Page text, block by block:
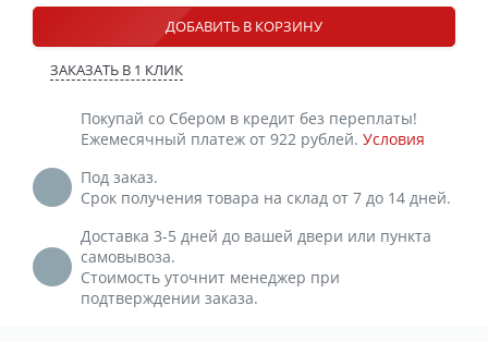
ДОБАВИТЬ В КОРЗИНУ
ЗАКАЗАТЬ В 1 КЛИК
Покупай со Сбером в кредит без переплаты!
Ежемесячный платеж от 922 рублей. Условия
Под заказ.
Срок получения товара на склад от 7 до 14 дней.
Доставка 3-5 дней до вашей двери или пункта
самовывоза.
Стоимость уточнит менеджер при
подтверждении заказа.